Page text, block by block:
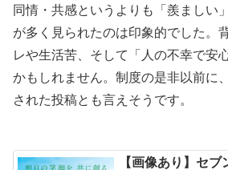
同情・共感というよりも「羨ましい
が多く見られたのは印象的でした。
レや生活苦、そして「人の不幸で安
かもしれません。制度の是非以前に
された投稿とも言えそうです。
【画像あり】セ